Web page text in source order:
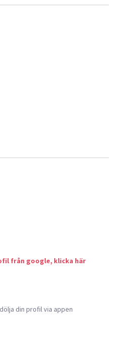
från google, klicka här
din profil via appen